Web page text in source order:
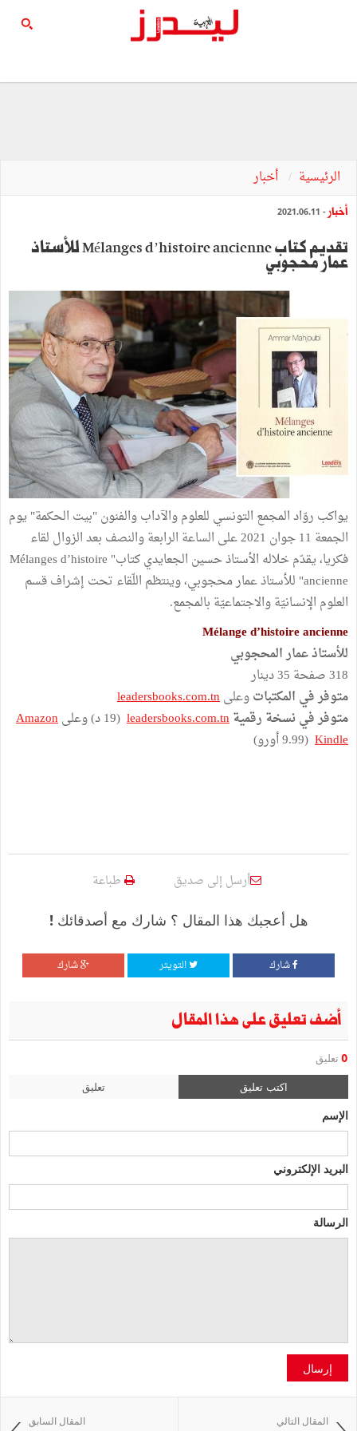
الرئيسية أخبار
أخبار - 2021.06.11
تقديم كتاب Mélanges d’histoire ancienne للأستاذ
عمار محجوبي
يواكب روّاد المجمع التونسي للعلوم والآداب والفنون "بيت الحكمة" يوم
الجمعة 11 جوان 2021 على الساعة الرابعة والنصف بعد الزوال لقاء
فكريا، يقدّم خلاله الأستاذ حسين الجعايدي كتاب" Mélanges d’histoire
ancienne" للأستاذ عمار محجوبي، وينتظم اللّقاء تحت إشراف قسم
العلوم الإنسانيّة والاجتماعيّة بالمجمع.
Mélange d’histoire ancienne
للأستاذ عمار المحجوبي
318 صفحة 35 دينار
متوفر في المكتباتوعلىleadersbooks.com.tn
متوفر في نسخة رقميةleadersbooks.com.tn (19 د) وعلى
Amazon
Kindle (9.99 أورو)
أرسل إلى صديق طباعة
هل أعجبك هذا المقال ؟ شارك مع أصدقائك !
شارك التويتر شارك
أضف تعليق على هذا المقال
0 تعليق
اكتب تعليق تعليق
الإسم
البريد الإلكتروني
الرسالة
إرسال
المقال السابق المقال التالي